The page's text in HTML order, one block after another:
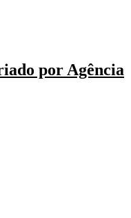
por Agência